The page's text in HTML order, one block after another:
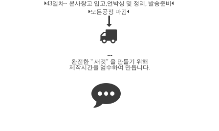
43일차~ 본사창고 입고,언박싱 및 정리, 발송준비
모든공정 마감
완전한 " 새것" 을 만들기 위해
제작시간을 엄수하여 만듭니다.